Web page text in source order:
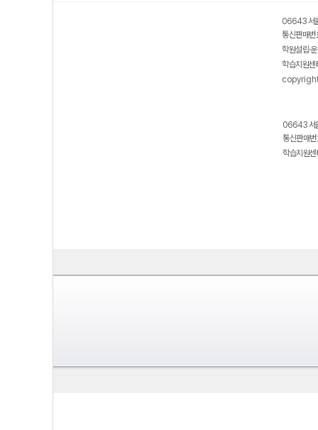
06643 서
통신판매
학원설립·
학습지원
06643 서
통신판매
학습지원